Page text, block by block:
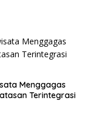
Menggagas
Terintegrasi